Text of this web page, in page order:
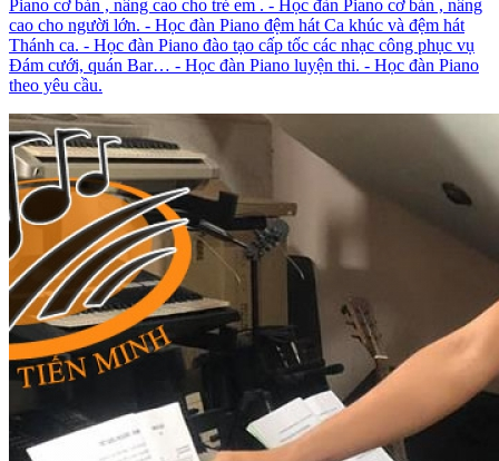
Piano cơ bản , nâng cao cho trẻ em . - Học đàn Piano cơ bản , nâng
cao cho người lớn. - Học đàn Piano đệm hát Ca khúc và đệm hát
Thánh ca. - Học đàn Piano đào tạo cấp tốc các nhạc công phục vụ
Đám cưới, quán Bar… - Học đàn Piano luyện thi. - Học đàn Piano
theo yêu cầu.